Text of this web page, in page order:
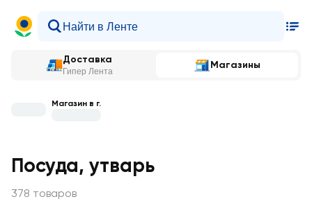
Доставка
Гипер Лента
Магазины
Магазин в г.
Посуда, утварь
378 товаров